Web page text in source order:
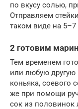
по вкусу солью,
Отправляем
таком виде на 5–7
2 готовим
Тем временем
или любую другую
коньяка, соевого
же при помощи
сок из половинок